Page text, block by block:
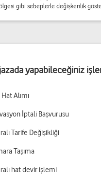
gibi sebeplerle değişkenlik
yapabileceğiniz
Alımı
İptali Başvurusu
Tarife Değişikliği
Taşıma
hat devir işlemi